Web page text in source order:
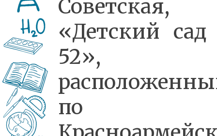
Советская,
«Детский
52»,
по